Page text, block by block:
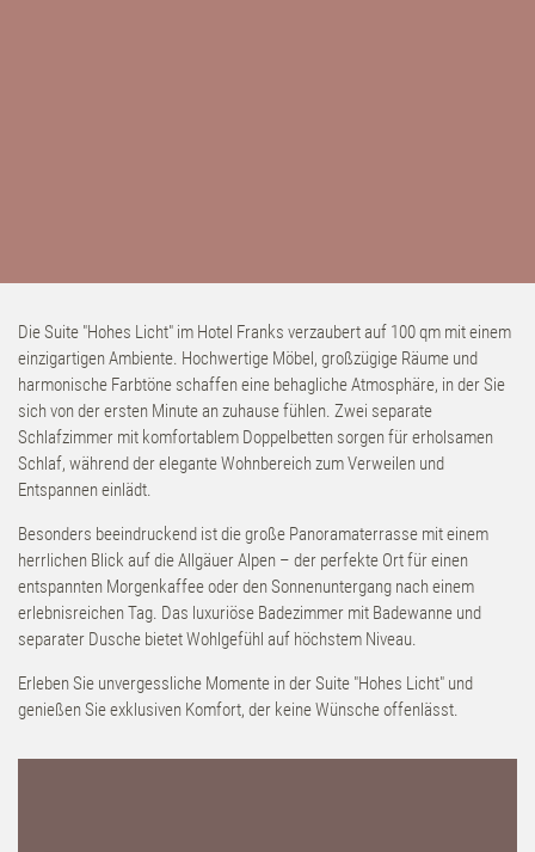
Die Suite "Hohes Licht" im Hotel Franks verzaubert auf 100 qm mit einem
einzigartigen Ambiente. Hochwertige Möbel, großzügige Räume und
harmonische Farbtöne schaffen eine behagliche Atmosphäre, in der Sie
sich von der ersten Minute an zuhause fühlen. Zwei separate
Schlafzimmer mit komfortablem Doppelbetten sorgen für erholsamen
Schlaf, während der elegante Wohnbereich zum Verweilen und
Entspannen einlädt.
Besonders beeindruckend ist die große Panoramaterrasse mit einem
herrlichen Blick auf die Allgäuer Alpen – der perfekte Ort für einen
entspannten Morgenkaffee oder den Sonnenuntergang nach einem
erlebnisreichen Tag. Das luxuriöse Badezimmer mit Badewanne und
separater Dusche bietet Wohlgefühl auf höchstem Niveau.
Erleben Sie unvergessliche Momente in der Suite "Hohes Licht" und
genießen Sie exklusiven Komfort, der keine Wünsche offenlässt.